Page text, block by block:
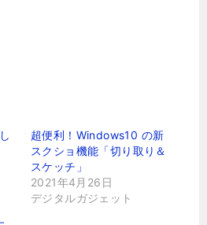
超便利！Windows10 の新
スクショ機能「切り取り＆
スケッチ」
2021年4月26日
デジタルガジェット